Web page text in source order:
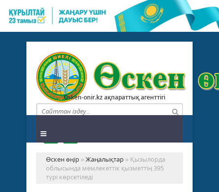
Osken-onir.kz ақпараттық агенттігі
Өскен өңір »Жаңалықтар » Қызылорда
облысында мемлекеттік қызметтің 395
түрі көрсетіледі